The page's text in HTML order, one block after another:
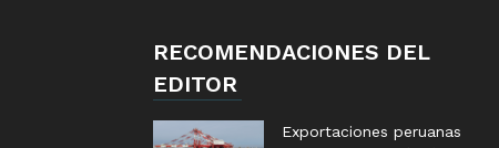
RECOMENDACIONES DEL
EDITOR
Exportaciones peruanas